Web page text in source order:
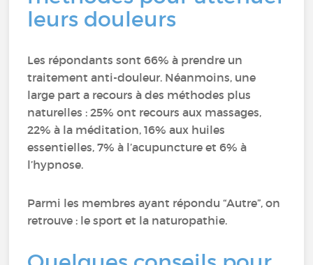
leurs douleurs
Les répondants sont 66% à prendre un
traitement anti-douleur. Néanmoins, une
large part a recours à des méthodes plus
naturelles : 25% ont recours aux massages,
22% à la méditation, 16% aux huiles
essentielles, 7% à l’acupuncture et 6% à
l’hypnose.
Parmi les membres ayant répondu “Autre”, on
retrouve : le sport et la naturopathie.